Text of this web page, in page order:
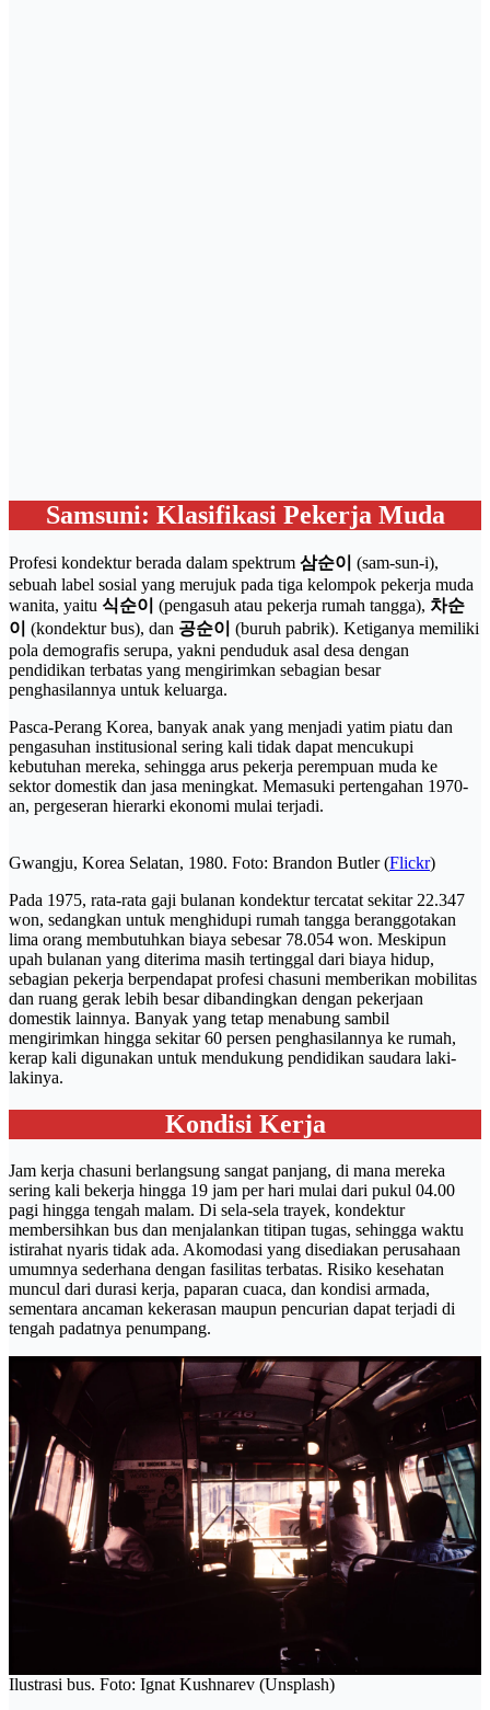
Samsuni: Klasifikasi Pekerja Muda
Profesi kondektur berada dalam spektrum 삼순이 (sam-sun-i),
sebuah label sosial yang merujuk pada tiga kelompok pekerja muda
wanita, yaitu 식순이 (pengasuh atau pekerja rumah tangga), 차순
이 (kondektur bus), dan 공순이 (buruh pabrik). Ketiganya memiliki
pola demografis serupa, yakni penduduk asal desa dengan
pendidikan terbatas yang mengirimkan sebagian besar
penghasilannya untuk keluarga.
Pasca-Perang Korea, banyak anak yang menjadi yatim piatu dan
pengasuhan institusional sering kali tidak dapat mencukupi
kebutuhan mereka, sehingga arus pekerja perempuan muda ke
sektor domestik dan jasa meningkat. Memasuki pertengahan 1970-
an, pergeseran hierarki ekonomi mulai terjadi.
Gwangju, Korea Selatan, 1980. Foto: Brandon Butler (Flickr)
Pada 1975, rata-rata gaji bulanan kondektur tercatat sekitar 22.347
won, sedangkan untuk menghidupi rumah tangga beranggotakan
lima orang membutuhkan biaya sebesar 78.054 won. Meskipun
upah bulanan yang diterima masih tertinggal dari biaya hidup,
sebagian pekerja berpendapat profesi chasuni memberikan mobilitas
dan ruang gerak lebih besar dibandingkan dengan pekerjaan
domestik lainnya. Banyak yang tetap menabung sambil
mengirimkan hingga sekitar 60 persen penghasilannya ke rumah,
kerap kali digunakan untuk mendukung pendidikan saudara laki-
lakinya.
Kondisi Kerja
Jam kerja chasuni berlangsung sangat panjang, di mana mereka
sering kali bekerja hingga 19 jam per hari mulai dari pukul 04.00
pagi hingga tengah malam. Di sela-sela trayek, kondektur
membersihkan bus dan menjalankan titipan tugas, sehingga waktu
istirahat nyaris tidak ada. Akomodasi yang disediakan perusahaan
umumnya sederhana dengan fasilitas terbatas. Risiko kesehatan
muncul dari durasi kerja, paparan cuaca, dan kondisi armada,
sementara ancaman kekerasan maupun pencurian dapat terjadi di
tengah padatnya penumpang.
Ilustrasi bus. Foto: Ignat Kushnarev (Unsplash)